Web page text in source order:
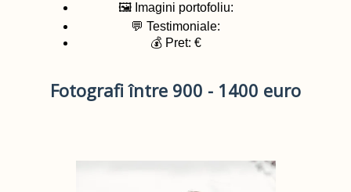
🖼️ Imagini portofoliu:
💬 Testimoniale:
💰 Pret: €
Fotografi între 900 - 1400 euro